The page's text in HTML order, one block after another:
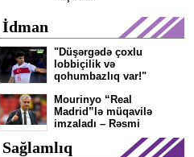
İdman
"Düşərgədə çoxlu
lobbiçilik və
qohumbazlıq var!"
Mourinyo “Real
Madrid”lə müqavilə
imzaladı – Rəsmi
Sağlamlıq